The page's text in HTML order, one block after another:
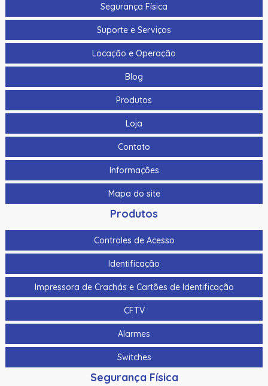
Segurança Física
Suporte e Serviços
Locação e Operação
Blog
Produtos
Loja
Contato
Informações
Mapa do site
Produtos
Controles de Acesso
Identificação
Impressora de Crachás e Cartões de Identificação
CFTV
Alarmes
Switches
Segurança Física